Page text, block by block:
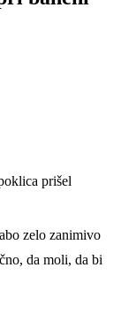
prišel
zelo zanimivo
da moli, da bi